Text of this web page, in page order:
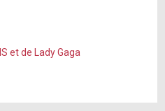
et de Lady Gaga